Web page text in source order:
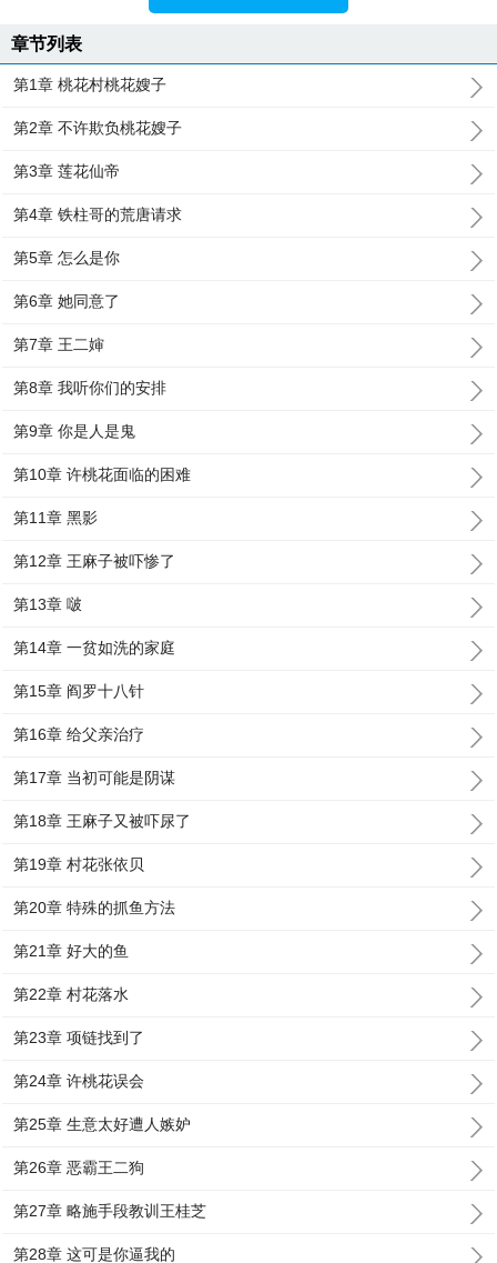
章节列表
第1章 桃花村桃花嫂子
第2章 不许欺负桃花嫂子
第3章 莲花仙帝
第4章 铁柱哥的荒唐请求
第5章 怎么是你
第6章 她同意了
第7章 王二婶
第8章 我听你们的安排
第9章 你是人是鬼
第10章 许桃花面临的困难
第11章 黑影
第12章 王麻子被吓惨了
第13章 啵
第14章 一贫如洗的家庭
第15章 阎罗十八针
第16章 给父亲治疗
第17章 当初可能是阴谋
第18章 王麻子又被吓尿了
第19章 村花张依贝
第20章 特殊的抓鱼方法
第21章 好大的鱼
第22章 村花落水
第23章 项链找到了
第24章 许桃花误会
第25章 生意太好遭人嫉妒
第26章 恶霸王二狗
第27章 略施手段教训王桂芝
第28章 这可是你逼我的